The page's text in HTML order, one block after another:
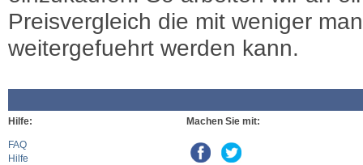
Preisvergleich die mit weniger
weitergefuehrt werden kann.
Hilfe:
FAQ
Hilfe
Machen Sie mit: